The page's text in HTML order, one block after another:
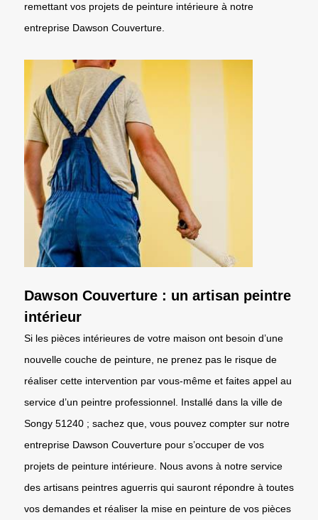
remettant vos projets de peinture intérieure à notre
entreprise Dawson Couverture.
Dawson Couverture : un artisan peintre
intérieur
Si les pièces intérieures de votre maison ont besoin d’une
nouvelle couche de peinture, ne prenez pas le risque de
réaliser cette intervention par vous-même et faites appel au
service d’un peintre professionnel. Installé dans la ville de
Songy 51240 ; sachez que, vous pouvez compter sur notre
entreprise Dawson Couverture pour s’occuper de vos
projets de peinture intérieure. Nous avons à notre service
des artisans peintres aguerris qui sauront répondre à toutes
vos demandes et réaliser la mise en peinture de vos pièces